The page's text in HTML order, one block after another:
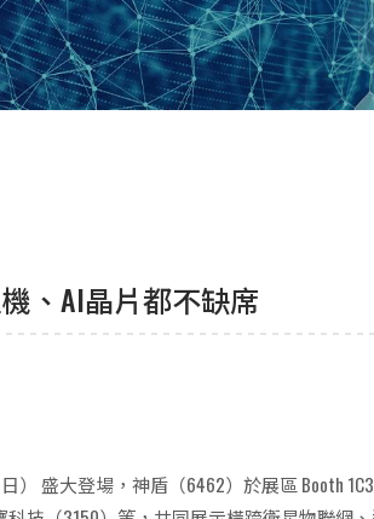
、AI晶片都不缺席
） 盛大登場，神盾（6462）於展區 Booth